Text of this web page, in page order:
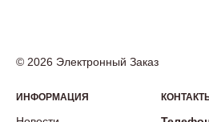
© 2026 Электронный Заказ
ИНФОРМАЦИЯ